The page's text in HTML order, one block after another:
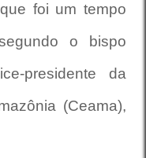
foi um tempo
o bispo
presidente da
(Ceama),